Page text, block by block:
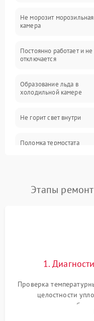
Дренаж
Не морозит морозильная
камера
Постоянно работает и не
отключается
Образование льда в
холодильной камере
Не горит свет внутри
Поломка термостата
Поломка системы No
работе
Этапы
1.
Проверка
целостности
сопротивления
считывание кодов